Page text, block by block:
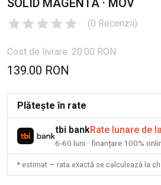
SOLID MAGENTA · MOV
(0 Recenzii)
Cost de livrare: 20.00 RON
139.00 RON
Plătește în rate
tbi bankRate lunare de
6-60 luni · finanțare 100%
* estimat — rata exactă se calculează la